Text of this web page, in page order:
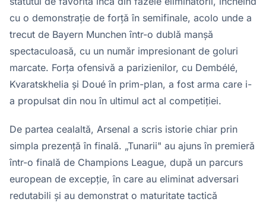
cu o demonstrație de forță în semifinale, acolo unde a
trecut de Bayern Munchen într-o dublă manșă
spectaculoasă, cu un număr impresionant de goluri
marcate. Forța ofensivă a parizienilor, cu Dembélé,
Kvaratskhelia și Doué în prim-plan, a fost arma care i-
a propulsat din nou în ultimul act al competiției.
De partea cealaltă, Arsenal a scris istorie chiar prin
simpla prezență în finală. „Tunarii" au ajuns în premieră
într-o finală de Champions League, după un parcurs
european de excepție, în care au eliminat adversari
redutabili și au demonstrat o maturitate tactică